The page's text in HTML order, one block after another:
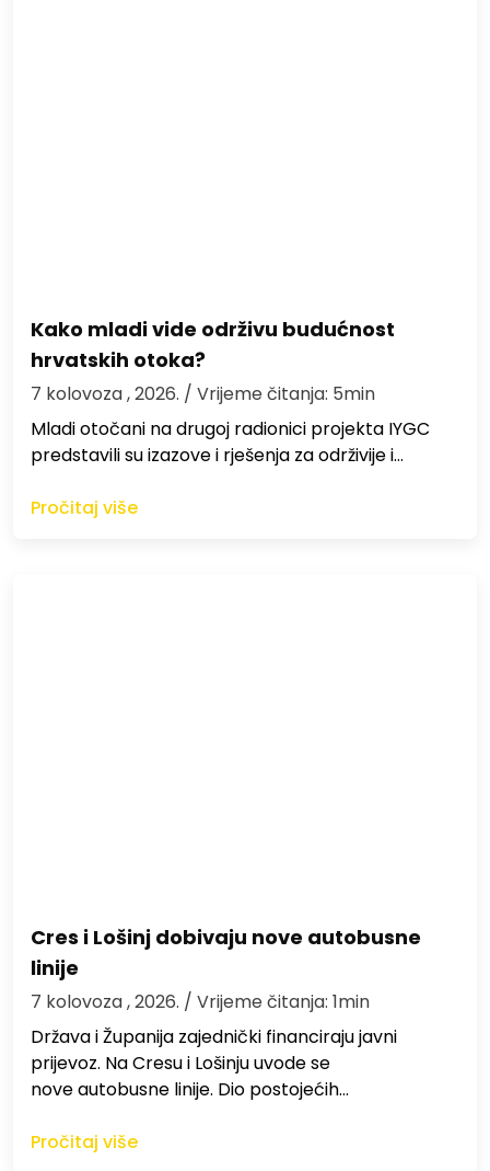
Kako mladi vide održivu budućnost
hrvatskih otoka?
7 kolovoza , 2026. / Vrijeme čitanja: 5min
Mladi otočani na drugoj radionici projekta IYGC
predstavili su izazove i rješenja za održivije i…
Pročitaj više
Cres i Lošinj dobivaju nove autobusne
linije
7 kolovoza , 2026. / Vrijeme čitanja: 1min
Država i Županija zajednički financiraju javni
prijevoz. Na Cresu i Lošinju uvode se
nove autobusne linije. Dio postojećih…
Pročitaj više